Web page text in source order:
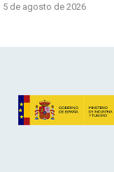
5 de agosto de 2026